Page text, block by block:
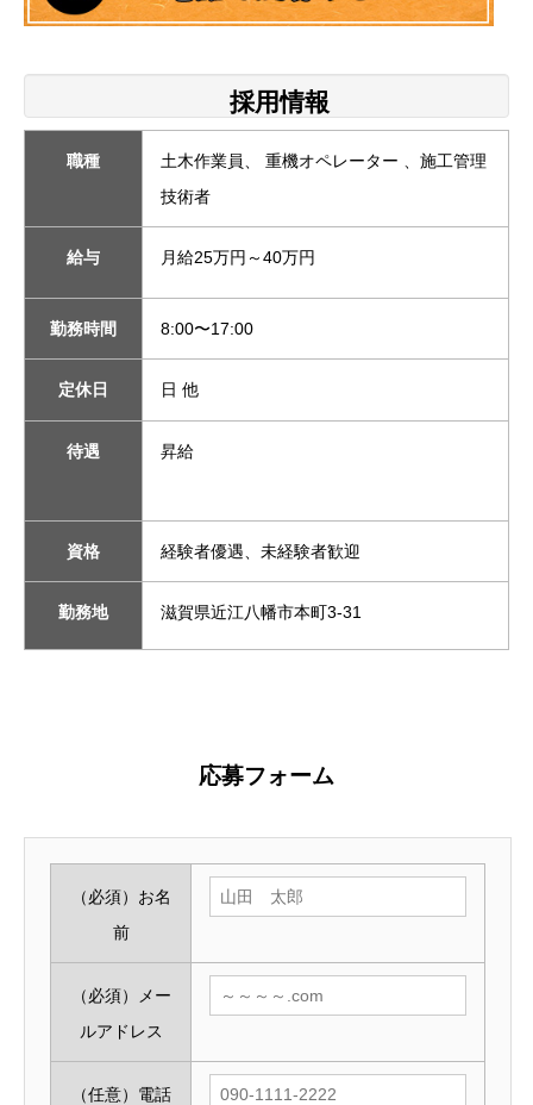
採用情報
職種
土木作業員、 重機オペレーター 、施工管理
技術者
給与 月給25万円～40万円
勤務時間 8:00〜17:00
定休日 日 他
待遇 昇給
資格 経験者優遇、未経験者歓迎
勤務地 滋賀県近江八幡市本町3-31
応募フォーム
（必須） お名
前
（必須）
メー
ルアドレス
（任意） 電話